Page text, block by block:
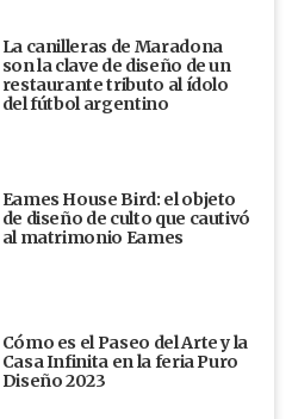
La canilleras de Maradona
son la clave de diseño de un
restaurante tributo al ídolo
del fútbol argentino
Eames House Bird: el objeto
de diseño de culto que cautivó
al matrimonio Eames
Cómo es el Paseo del Arte y la
Casa Infinita en la feria Puro
Diseño 2023